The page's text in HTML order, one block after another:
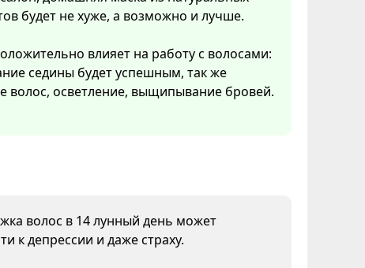
будет не хуже, а возможно и лучше.
влияет на работу с волосами:
седины будет успешным, так же
волос, осветление, выщипывание бровей.
волос в 14 лунный день может
к депрессии и даже страху.